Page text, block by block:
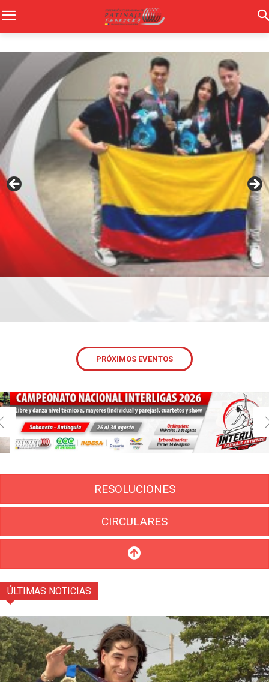
PRÓXIMOS EVENTOS
RESOLUCIONES
CIRCULARES
ÚLTIMAS NOTICIAS